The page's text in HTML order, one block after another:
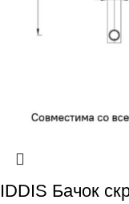
IDDIS Бачок